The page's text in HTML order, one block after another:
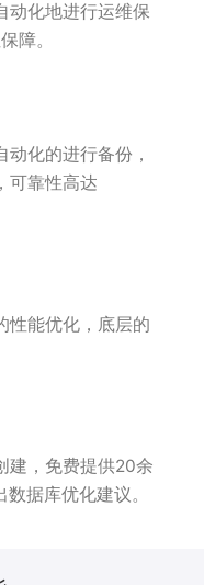
动化地进行运维保
障。
化的进行备份，
可靠性高达
性能优化，底层的
建，免费提供20余
据库优化建议。